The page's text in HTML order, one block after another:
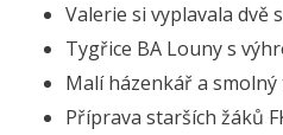
Valerie si vyplavala dvě
Tygřice BA Louny s
Malí házenkář a
Příprava starších žáků